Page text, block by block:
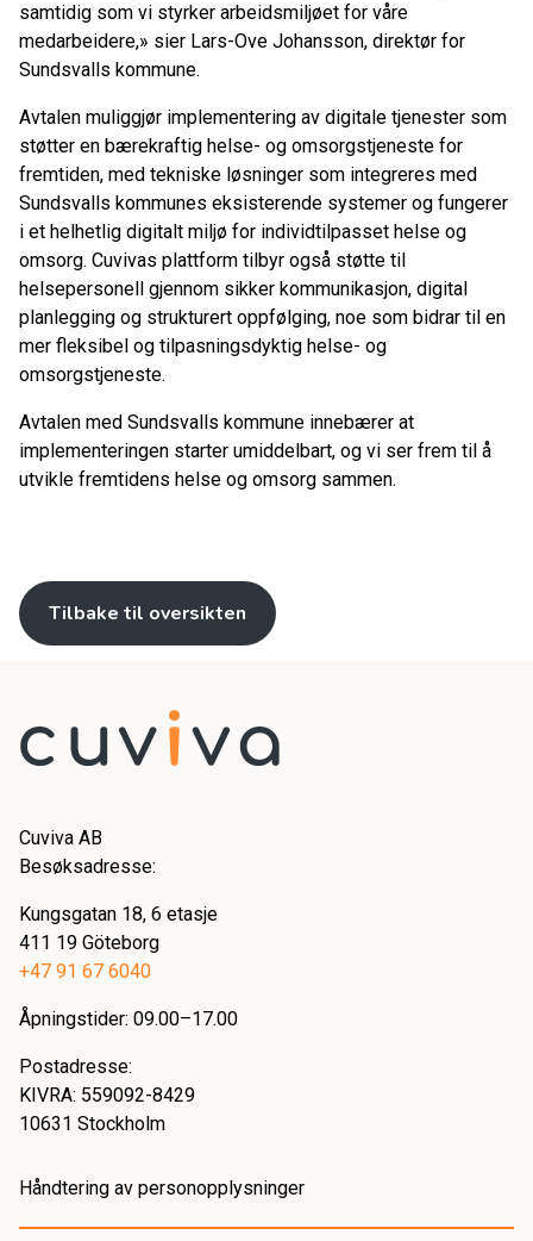
samtidig som vi styrker arbeidsmiljøet for våre
medarbeidere,» sier Lars-Ove Johansson, direktør for
Sundsvalls kommune.
Avtalen muliggjør implementering av digitale tjenester som
støtter en bærekraftig helse- og omsorgstjeneste for
fremtiden, med tekniske løsninger som integreres med
Sundsvalls kommunes eksisterende systemer og fungerer
i et helhetlig digitalt miljø for individtilpasset helse og
omsorg. Cuvivas plattform tilbyr også støtte til
helsepersonell gjennom sikker kommunikasjon, digital
planlegging og strukturert oppfølging, noe som bidrar til en
mer fleksibel og tilpasningsdyktig helse- og
omsorgstjeneste.
Avtalen med Sundsvalls kommune innebærer at
implementeringen starter umiddelbart, og vi ser frem til å
utvikle fremtidens helse og omsorg sammen.
Tilbake til oversikten
Cuviva AB
Besøksadresse:
Kungsgatan 18, 6 etasje
411 19 Göteborg
+47 91 67 6040
Åpningstider: 09.00–17.00
Postadresse:
KIVRA: 559092-8429
10631 Stockholm
Håndtering av personopplysninger